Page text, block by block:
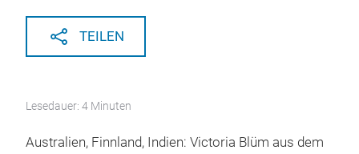
TEILEN
Lesedauer: 4 Minuten
Australien, Finnland, Indien: Victoria Blüm aus dem